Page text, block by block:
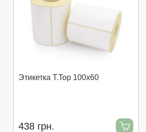
Этикетка T.Top 100x60
438 грн.